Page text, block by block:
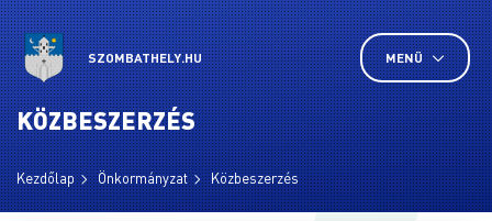
SZOMBATHELY.HU MENÜ
KÖZBESZERZÉS
Kezdőlap Önkormányzat Közbeszerzés